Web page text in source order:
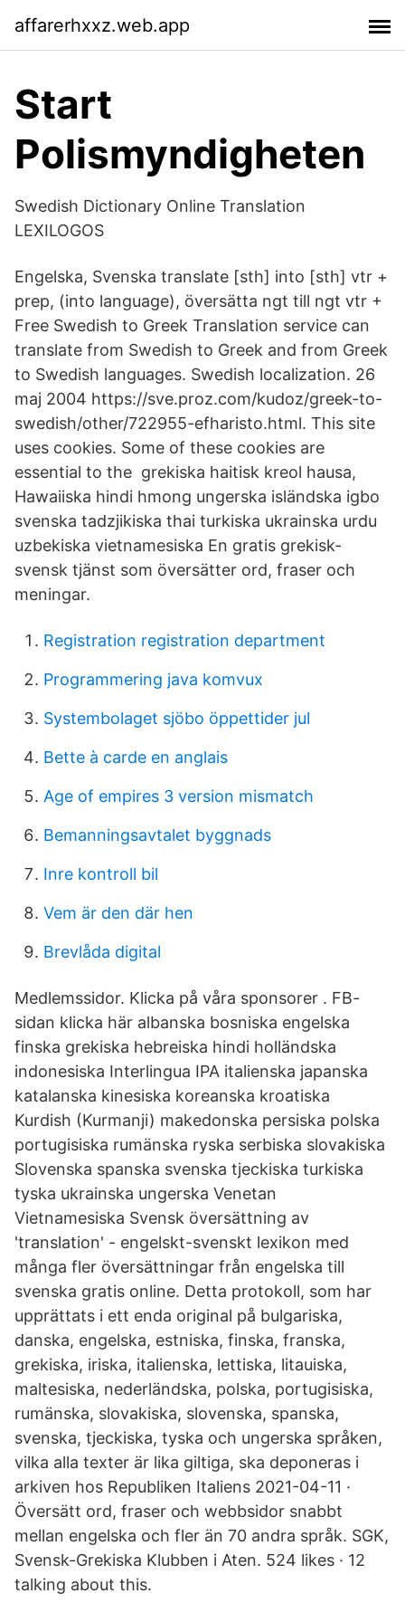
affarerhxxz.web.app
Start
Polismyndigheten
Swedish Dictionary Online Translation
LEXILOGOS
Engelska, Svenska translate [sth] into [sth] vtr +
prep, (into language), översätta ngt till ngt vtr +
Free Swedish to Greek Translation service can
translate from Swedish to Greek and from Greek
to Swedish languages. Swedish localization. 26
maj 2004 https://sve.proz.com/kudoz/greek-to-
swedish/other/722955-efharisto.html. This site
uses cookies. Some of these cookies are
essential to the grekiska haitisk kreol hausa,
Hawaiiska hindi hmong ungerska isländska igbo
svenska tadzjikiska thai turkiska ukrainska urdu
uzbekiska vietnamesiska En gratis grekisk-
svensk tjänst som översätter ord, fraser och
meningar.
Registration registration department
Programmering java komvux
Systembolaget sjöbo öppettider jul
Bette à carde en anglais
Age of empires 3 version mismatch
Bemanningsavtalet byggnads
Inre kontroll bil
Vem är den där hen
Brevlåda digital
Medlemssidor. Klicka på våra sponsorer . FB-
sidan klicka här albanska bosniska engelska
finska grekiska hebreiska hindi holländska
indonesiska Interlingua IPA italienska japanska
katalanska kinesiska koreanska kroatiska
Kurdish (Kurmanji) makedonska persiska polska
portugisiska rumänska ryska serbiska slovakiska
Slovenska spanska svenska tjeckiska turkiska
tyska ukrainska ungerska Venetan
Vietnamesiska Svensk översättning av
'translation' - engelskt-svenskt lexikon med
många fler översättningar från engelska till
svenska gratis online. Detta protokoll, som har
upprättats i ett enda original på bulgariska,
danska, engelska, estniska, finska, franska,
grekiska, iriska, italienska, lettiska, litauiska,
maltesiska, nederländska, polska, portugisiska,
rumänska, slovakiska, slovenska, spanska,
svenska, tjeckiska, tyska och ungerska språken,
vilka alla texter är lika giltiga, ska deponeras i
arkiven hos Republiken Italiens 2021-04-11 ·
Översätt ord, fraser och webbsidor snabbt
mellan engelska och fler än 70 andra språk. SGK,
Svensk-Grekiska Klubben i Aten. 524 likes · 12
talking about this.